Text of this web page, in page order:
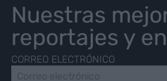
Nuestras
reportajes y
CORREO ELECTRÓNICO